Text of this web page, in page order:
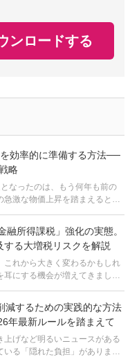
ンロードする
効率的に準備する方法──
略
なったのは、もう何年も前の
急激な物価上昇を踏まえると、
老後に必要な資金として
融所得課税」強化の実態。
る大増税リスクを解説
これから大きく変わるかもしれ
にする機会が増えてきまし
化が静かに進行しています。多
な
減するための実践的な方法
最新ルールを踏まえて
げなど明るいニュースがある
る「隠れた負担」がありま